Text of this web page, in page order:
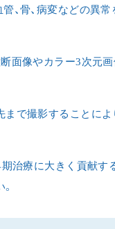
、骨、病変などの異
面像やカラー3次元
で撮影することによ
治療に大きく貢献す